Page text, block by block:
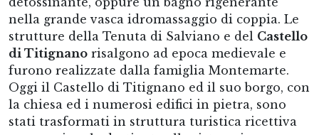
nella grande vasca idromassaggio di coppia. Le
strutture della Tenuta di Salviano e del Castello
di Titignano risalgono ad epoca medievale e
furono realizzate dalla famiglia Montemarte.
Oggi il Castello di Titignano ed il suo borgo, con
la chiesa ed i numerosi edifici in pietra, sono
stati trasformati in struttura turistica ricettiva